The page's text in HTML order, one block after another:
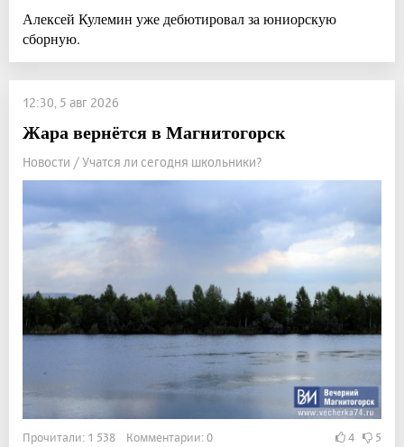
Алексей Кулемин уже дебютировал за юниорскую
сборную.
12:30, 5 авг 2026
Жара вернётся в Магнитогорск
Новости / Учатся ли сегодня школьники?
Прочитали: 1 538 Комментарии: 0 4 5